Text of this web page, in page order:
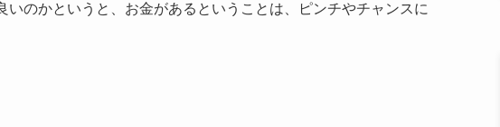
のかというと、お金があるということは、ピンチやチャンスに